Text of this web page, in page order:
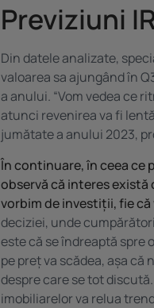
Previziuni
Din datele analizate,
valoarea sa ajungând în
a anului. “Vom vedea ce
atunci revenirea va fi
jumătate a anului 2023,
În continuare, în ceea ce
observă că interes există
vorbim de investiții, fie
deciziei, unde
este că se îndreaptă spre
pe preț va scădea, așa
despre care se tot
imobiliarelor va relua